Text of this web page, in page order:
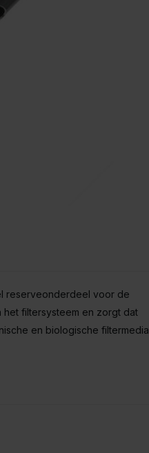
reserveonderdeel voor de
het filter­systeem en zorgt dat
en biologische filtermedia